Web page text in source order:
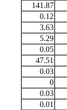
141.87
0.12
3.63
5.29
0.05
47.51
0.03
0
0.03
0.01